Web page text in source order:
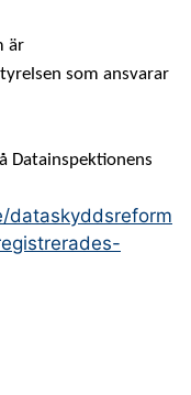
är
som ansvarar
Datainspektionens
dataskyddsreform